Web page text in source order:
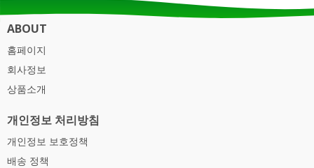
달달하고 상큼한 느낌도 살포시 나는 딸기맛! 입안에서 사르르 잘
녹아요 요거트나 주스에 타 먹어도 괜찮더라구요 휴대가 간편하
게 10개씩 3봉지로 포장된 유산균이 2박스 옵니다 남편도 먹어보
더니 마음에 든다며 효과 좋은거 같다며 매일 아침 잘 챙겨먹고있
어요
ABOUT
홈페이지
회사정보
상품소개
개인정보 처리방침
개인정보 보호정책
배송 정책